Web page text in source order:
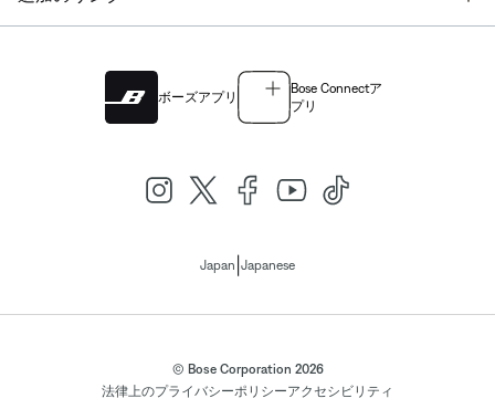
ボーズアプリ
Bose Connectア
プリ
Japan Japanese
© Bose Corporation 2026
法律上のプライバシーポリシーアクセシビリティ